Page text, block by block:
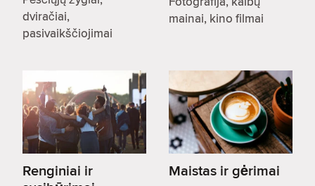
dviračiai,
pasivaikščiojimai
mainai, kino filmai
Renginiai ir
Maistas ir gėrimai